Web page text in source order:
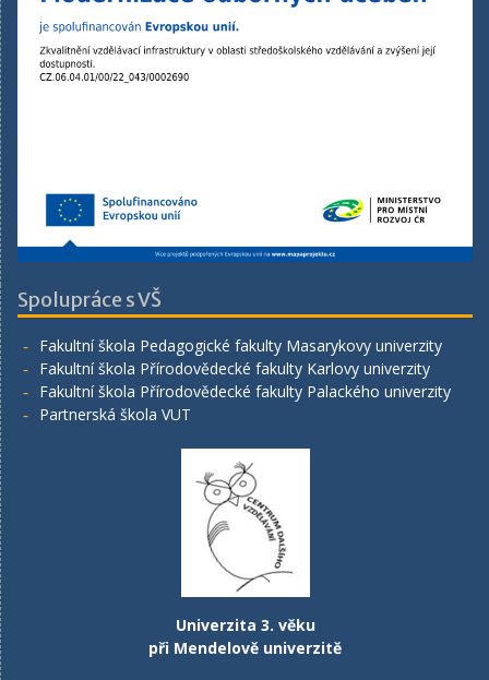
Spolupráce s VŠ
Fakultní škola Pedagogické fakulty Masarykovy univerzity
Fakultní škola Přírodovědecké fakulty Karlovy univerzity
Fakultní škola Přírodovědecké fakulty Palackého univerzity
Partnerská škola VUT
Univerzita 3. věku
při Mendelově univerzitě